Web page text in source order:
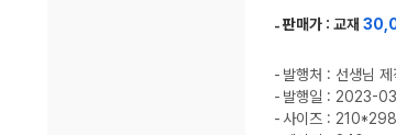
판매가 : 교재
발행처 : 선생님 제
발행일 : 2023-
사이즈 :